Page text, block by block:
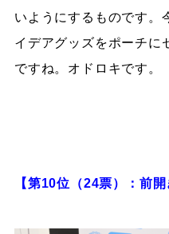
いようにするものです。
イデアグッズをポーチに
ですね。オドロキです。
【第10位（24票）：前